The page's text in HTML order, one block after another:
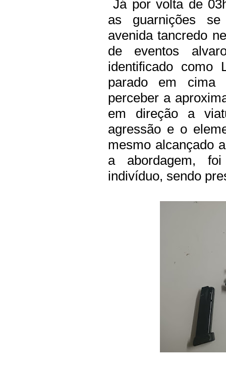
Já por volta de
as guarnições
avenida tancredo
de eventos
identificado como
parado em cima
perceber a
em direção a
agressão e o
mesmo alcançado
a abordagem,
indivíduo, sendo